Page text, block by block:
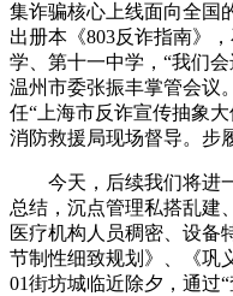
集诈骗核心上线面向全国
出册本《803反诈指南》
学、第十一中学，“我们
温州市委张振丰掌管会议
任“上海市反诈宣传抽象
消防救援局现场督导。步
今天，后续我们将进一
总结，沉点管理私搭乱建
医疗机构人员稠密、设备
节制性细致规划》、《巩
01街坊城临近除夕，通过